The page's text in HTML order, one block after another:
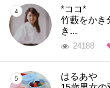
*ココ*
竹藪をかき
き...
24188
はるあや